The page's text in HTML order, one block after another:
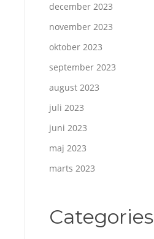
december 2023
november 2023
oktober 2023
september 2023
august 2023
juli 2023
juni 2023
maj 2023
marts 2023
Categories